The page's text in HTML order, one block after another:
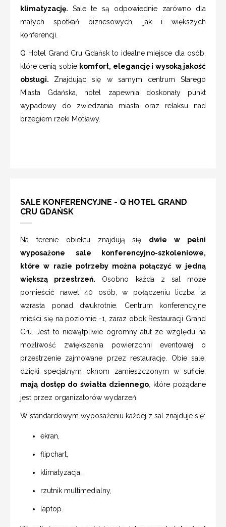
klimatyzację. Sale te są odpowiednie zarówno dla
małych spotkań biznesowych, jak i większych
konferencji.
Q Hotel Grand Cru Gdańsk to idealne miejsce dla osób,
które cenią sobie komfort, elegancję i wysoką jakość
obsługi. Znajdując się w samym centrum Starego
Miasta Gdańska, hotel zapewnia doskonały punkt
wypadowy do zwiedzania miasta oraz relaksu nad
brzegiem rzeki Motławy.
SALE KONFERENCYJNE - Q HOTEL GRAND
CRU GDAŃSK
Na terenie obiektu znajdują się dwie w pełni
wyposażone sale konferencyjno-szkoleniowe,
które w razie potrzeby można połączyć w jedną
większą przestrzeń. Osobno każda z sal może
pomieścić nawet 40 osób, w połączeniu liczba ta
wzrasta ponad dwukrotnie. Centrum konferencyjne
mieści się na poziomie -1, zaraz obok Restauracji Grand
Cru. Jest to niewątpliwie ogromny atut ze względu na
możliwość zwiększenia powierzchni eventowej o
przestrzenie zajmowane przez restaurację. Obie sale,
dzięki specjalnym oknom zamieszczonym w suficie,
mają dostęp do światła dziennego, które pożądane
jest przez organizatorów wydarzeń.
W standardowym wyposażeniu każdej z sal znajduje się:
ekran,
flipchart,
klimatyzacja,
rzutnik multimedialny,
laptop.